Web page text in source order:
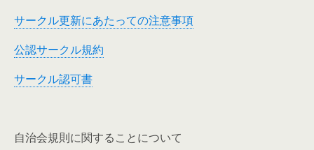
サークル更新にあたっての注意事項
公認サークル規約
サークル認可書
自治会規則に関することについて